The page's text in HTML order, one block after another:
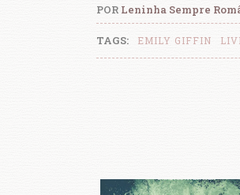
POR Leninha Sempre
TAGS: EMILY GIFFIN